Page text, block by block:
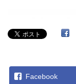
Facebook